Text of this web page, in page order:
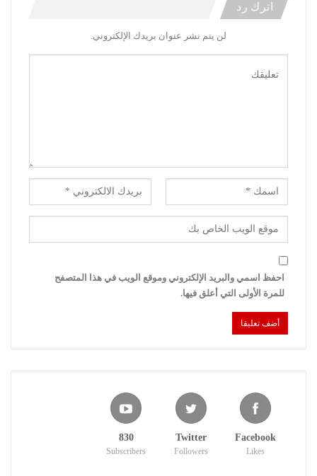
اترك رد
لن يتم نشر عنوان بريدك الإلكتروني.
احفظ اسمي والبريد الإلكتروني وموقع الويب في هذا المتصفح
للمرة الأولى التي أعلق فيها.
Facebook
Likes
Twitter
Followers
830
Subscribers